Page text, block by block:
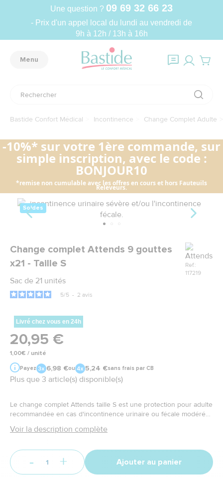
Une question ? 09 69 32 66 23
- Prix d'un appel local du lundi au vendredi de
9h à 12h / 13h à 16h
Menu
Bastide Confort Médical Incontinence Change Complet Adulte
-10%* sur votre 1ère commande, sur
simple inscription, avec le code :
BONJOUR10
*remise non cumulable avec les offres en cours et hors Fauteuils
Releveurs.
Soldes
Change complet Attends 9 gouttes
x21 - Taille S
Sac de 21 unités
Marque
Ref.:
117219
5/5 - 2 avis
Livré chez vous en 24h
20,95 €
1,00€ / unité
Payez 6,98 €ou 5,24 €sans frais par CB
Plus que 3 article(s) disponible(s)
Le change complet Attends taille S est une protection pour adulte
recommandée en cas d'incontinence urinaire ou fécale modérée
aérée et respirant.
Voir la description complète
- + Ajouter au panier